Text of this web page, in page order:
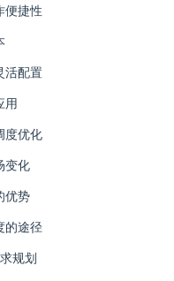
便捷性
活配置
用
度优化
变化
优势
的途径
规划